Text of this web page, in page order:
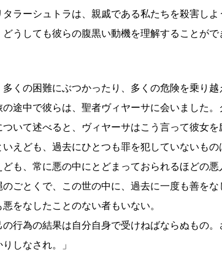
タラーシュトラは、親戚である私たちを殺害しよ
うしても彼らの腹黒い動機を理解することがで
くの困難にぶつかったり、多くの危険を乗り越
途中で彼らは、聖者ヴィヤーサに会いました
いて述べると、ヴィヤーサはこう言って彼女を
いえども、過去にひとつも罪を犯していないもの
も、常に悪の中にとどまっておられるほどの悪
ごとくで、この世の中に、過去に一度も善をな
をなしたことのない者もいない。
行為の結果は自分自身で受けねばならぬもの。
しなされ。」